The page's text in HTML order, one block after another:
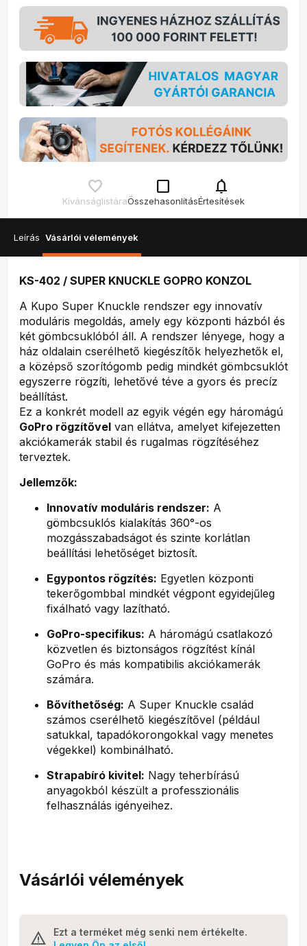
Kívánságlistára
check_box_outline_blank
Összehasonlítás
notifications
Értesítések
Leírás Vásárlói vélemények
KS-402 / SUPER KNUCKLE GOPRO KONZOL
A Kupo Super Knuckle rendszer egy innovatív
moduláris megoldás, amely egy központi házból és
két gömbcsuklóból áll. A rendszer lényege, hogy a
ház oldalain cserélhető kiegészítők helyezhetők el,
a középső szorítógomb pedig mindkét gömbcsuklót
egyszerre rögzíti, lehetővé téve a gyors és precíz
beállítást.
Ez a konkrét modell az egyik végén egy háromágú
GoPro rögzítővel van ellátva, amelyet kifejezetten
akciókamerák stabil és rugalmas rögzítéséhez
terveztek.
Jellemzők:
Innovatív moduláris rendszer: A
gömbcsuklós kialakítás 360°-os
mozgásszabadságot és szinte korlátlan
beállítási lehetőséget biztosít.
Egypontos rögzítés: Egyetlen központi
tekerőgombbal mindkét végpont egyidejűleg
fixálható vagy lazítható.
GoPro-specifikus: A háromágú csatlakozó
közvetlen és biztonságos rögzítést kínál
GoPro és más kompatibilis akciókamerák
számára.
Bővíthetőség: A Super Knuckle család
számos cserélhető kiegészítővel (például
satukkal, tapadókorongokkal vagy menetes
végekkel) kombinálható.
Strapabíró kivitel: Nagy teherbírású
anyagokból készült a professzionális
felhasználás igényeihez.
Vásárlói vélemények
Ezt a terméket még senki nem értékelte.